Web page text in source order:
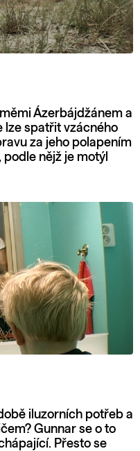
Ázerbájdžánem a
lze spatřit vzácného
za jeho polapením
nějž je motýl
iluzorních potřeb a
Gunnar se o to
Přesto se